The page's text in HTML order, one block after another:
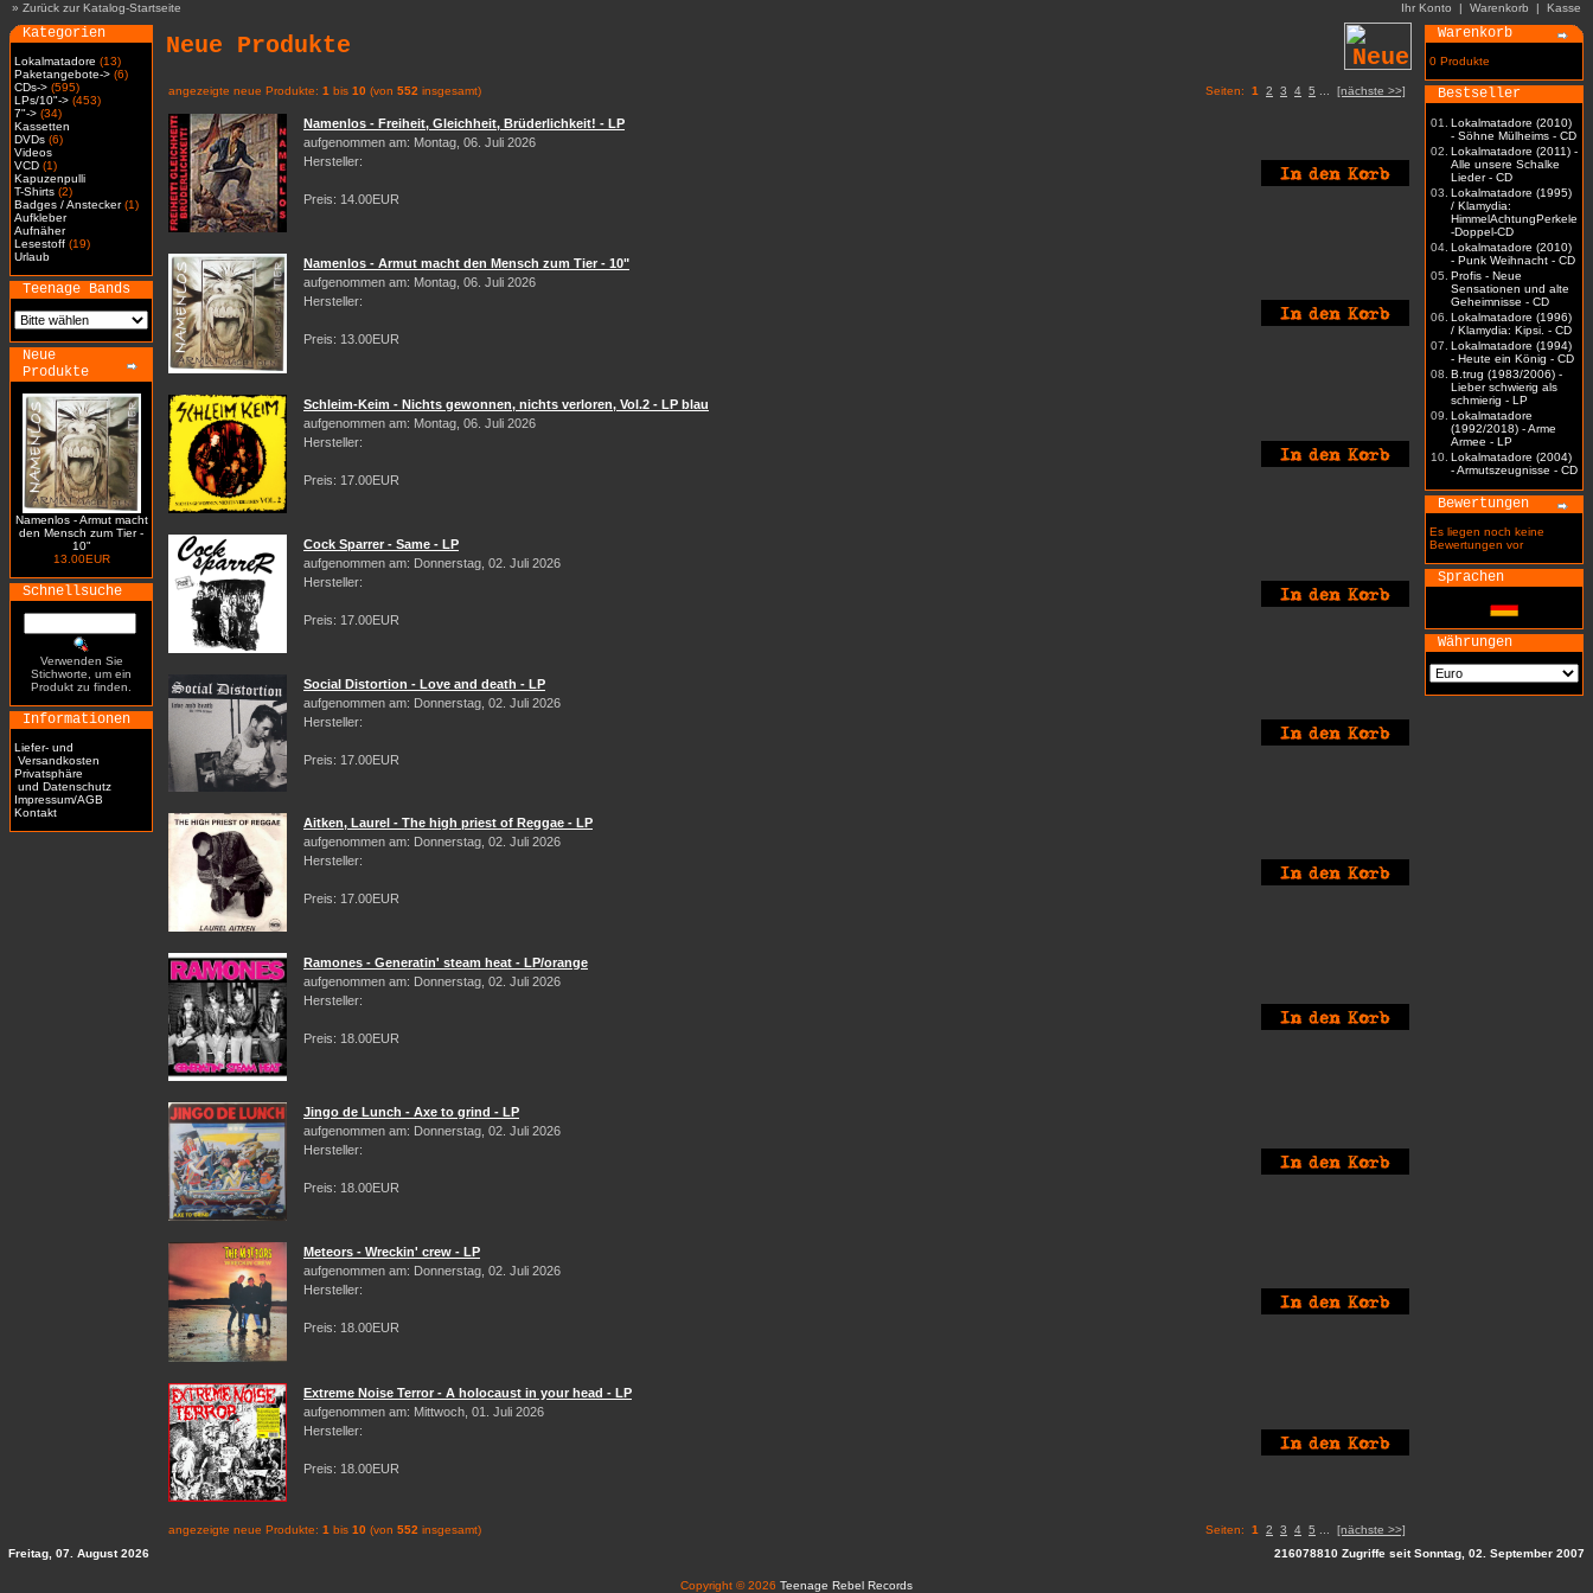
» Zurück zur Katalog-Startseite Ihr Konto | Warenkorb | Kasse
Kategorien
Lokalmatadore (13)
Paketangebote-> (6)
CDs-> (595)
LPs/10"-> (453)
7"-> (34)
Kassetten
DVDs (6)
Videos
VCD (1)
Kapuzenpulli
T-Shirts (2)
Badges / Anstecker(1)
Aufkleber
Aufnäher
Lesestoff (19)
Urlaub
Teenage Bands
Neue
Produkte
Namenlos - Armut macht
den Mensch zum Tier -
10"
13.00EUR
Schnellsuche
Verwenden Sie
Stichworte, um ein
Produkt zu finden.
Informationen
Liefer- und
Versandkosten
Privatsphäre
und Datenschutz
Impressum/AGB
Kontakt
Neue Produkte
angezeigte neue Produkte: 1 bis 10 (von 552 insgesamt) Seiten: 1 2 3 4 5 [nächste >>]
Namenlos - Freiheit, Gleichheit, Brüderlichkeit! - LP
aufgenommen am: Montag, 06. Juli 2026
Hersteller:
Preis: 14.00EUR
Namenlos - Armut macht den Mensch zum Tier - 10"
aufgenommen am: Montag, 06. Juli 2026
Hersteller:
Preis: 13.00EUR
Schleim-Keim - Nichts gewonnen, nichts verloren, Vol.2 - LP blau
aufgenommen am: Montag, 06. Juli 2026
Hersteller:
Preis: 17.00EUR
Cock Sparrer - Same - LP
aufgenommen am: Donnerstag, 02. Juli 2026
Hersteller:
Preis: 17.00EUR
Social Distortion - Love and death - LP
aufgenommen am: Donnerstag, 02. Juli 2026
Hersteller:
Preis: 17.00EUR
Aitken, Laurel - The high priest of Reggae - LP
aufgenommen am: Donnerstag, 02. Juli 2026
Hersteller:
Preis: 17.00EUR
Ramones - Generatin' steam heat - LP/orange
aufgenommen am: Donnerstag, 02. Juli 2026
Hersteller:
Preis: 18.00EUR
Jingo de Lunch - Axe to grind - LP
aufgenommen am: Donnerstag, 02. Juli 2026
Hersteller:
Preis: 18.00EUR
Meteors - Wreckin' crew - LP
aufgenommen am: Donnerstag, 02. Juli 2026
Hersteller:
Preis: 18.00EUR
Extreme Noise Terror - A holocaust in your head - LP
aufgenommen am: Mittwoch, 01. Juli 2026
Hersteller:
Preis: 18.00EUR
angezeigte neue Produkte: 1 bis 10 (von 552 insgesamt) Seiten: 1 2 3 4 5 [nächste >>]
Warenkorb
0 Produkte
Bestseller
01.
Lokalmatadore (2010)
- Söhne Mülheims - CD
02. Lokalmatadore (2011) -
Alle unsere Schalke
Lieder - CD
03. Lokalmatadore (1995)
/ Klamydia:
HimmelAchtungPerkele
-Doppel-CD
04. Lokalmatadore (2010)
- Punk Weihnacht - CD
05. Profis - Neue
Sensationen und alte
Geheimnisse - CD
06. Lokalmatadore (1996)
/ Klamydia: Kipsi. - CD
07. Lokalmatadore (1994)
- Heute ein König - CD
08. B.trug (1983/2006) -
Lieber schwierig als
schmierig - LP
09. Lokalmatadore
(1992/2018) - Arme
Armee - LP
10. Lokalmatadore (2004)
- Armutszeugnisse - CD
Bewertungen
Es liegen noch keine
Bewertungen vor
Sprachen
Währungen
Freitag, 07. August 2026 216078810 Zugriffe seit Sonntag, 02. September 2007
Copyright © 2026 Teenage Rebel Records